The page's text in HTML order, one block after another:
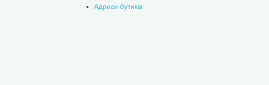
Адреси бутиків